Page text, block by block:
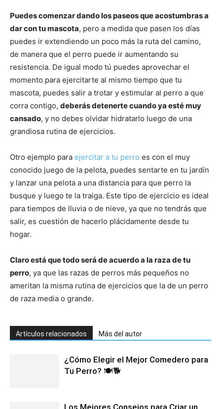
Puedes comenzar dando los paseos que acostumbras a
dar con tu mascota, pero a medida que pasen los días
puedes ir extendiendo un poco más la ruta del camino,
de manera que el perro puede ir aumentando su
resistencia. De igual modo tú puedes aprovechar el
momento para ejercitarte al mismo tiempo que tu
mascota, puedes salir a trotar y estimular al perro a que
corra contigo, deberás detenerte cuando ya esté muy
cansado, y no debes olvidar hidratarlo luego de una
grandiosa rutina de ejercicios.
Otro ejemplo para ejercitar a tu perro es con el muy
conocido juego de la pelota, puedes sentarte en tu jardín
y lanzar una pelota a una distancia para que perro la
busque y luego te la traiga. Este tipo de ejercicio es ideal
para tiempos de lluvia o de nieve, ya que no tendrás que
salir, es cuestión de hacerlo plácidamente desde tu
hogar.
Claro está que todo será de acuerdo a la raza de tu
perro, ya que las razas de perros más pequeños no
ameritan la misma rutina de ejercicios que la de un perro
de raza media o grande.
Artículos relacionados Más del autor
¿Cómo Elegir el Mejor Comedero para
Tu Perro? 🍽️🐕
Los Mejores Consejos para Criar un